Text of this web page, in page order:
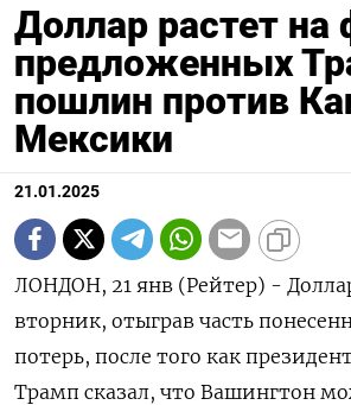
Доллар растет на
предложенных
пошлин против
Мексики
21.01.2025
ЛОНДОН, 21 янв (Рейтер) -
вторник, отыграв часть
потерь, после того как
Трамп сказал, что Вашингтон